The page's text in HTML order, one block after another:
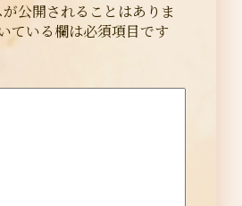
公開されることはありま
ている欄は必須項目です